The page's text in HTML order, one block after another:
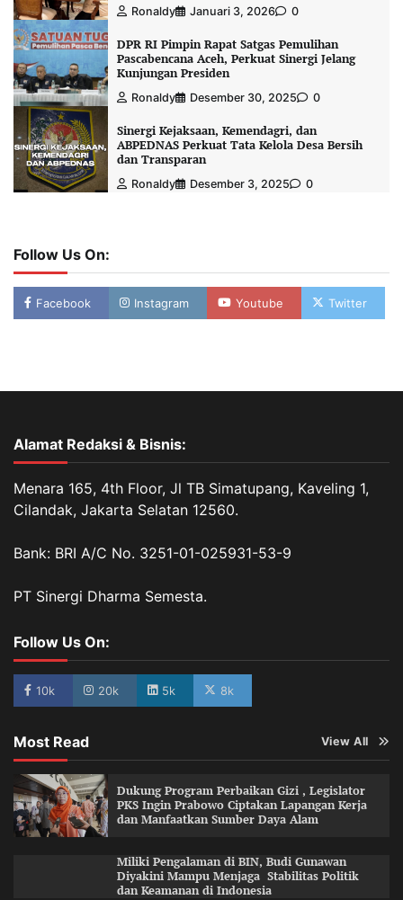
Ronaldy Januari 3, 2026 0
DPR RI Pimpin Rapat Satgas Pemulihan
Pascabencana Aceh, Perkuat Sinergi Jelang
Kunjungan Presiden
Ronaldy Desember 30, 2025 0
Sinergi Kejaksaan, Kemendagri, dan
ABPEDNAS Perkuat Tata Kelola Desa Bersih
dan Transparan
Ronaldy Desember 3, 2025 0
Follow Us On:
Facebook Instagram Youtube Twitter
Alamat Redaksi & Bisnis:
Menara 165, 4th Floor, Jl TB Simatupang, Kaveling 1,
Cilandak, Jakarta Selatan 12560.
Bank: BRI A/C No. 3251-01-025931-53-9
PT Sinergi Dharma Semesta.
Follow Us On:
10k 20k 5k 8k
Most Read View All
Dukung Program Perbaikan Gizi , Legislator
PKS Ingin Prabowo Ciptakan Lapangan Kerja
dan Manfaatkan Sumber Daya Alam
Miliki Pengalaman di BIN, Budi Gunawan
Diyakini Mampu Menjaga Stabilitas Politik
dan Keamanan di Indonesia